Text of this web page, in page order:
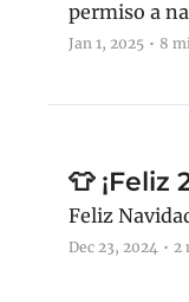
permiso a
Jan 1, 2025 • 8
👕
Feliz
Dec 23, 2024 • 2